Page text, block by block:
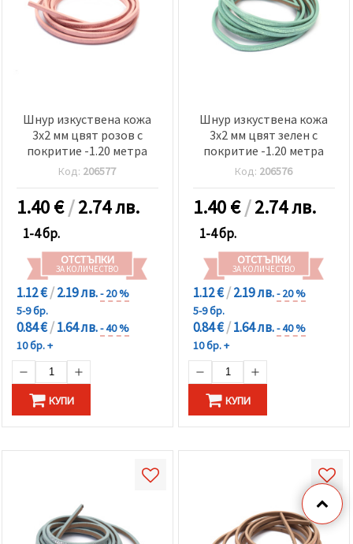
Шнур изкуствена кожа
3x2 мм цвят розов с
покритие -1.20 метра
Код: 206577
1.40€/2.74 лв.
1-4 бр.
ОТСТЪПКИ
ЗА КОЛИЧЕСТВО
1.12 €/2.19 лв.- 20 %
5-9 бр.
0.84 €/1.64 лв.- 40 %
10 бр. +
КУПИ
Шнур изкуствена кожа
3x2 мм цвят зелен с
покритие -1.20 метра
Код: 206576
1.40€/2.74 лв.
1-4 бр.
ОТСТЪПКИ
ЗА КОЛИЧЕСТВО
1.12 €/2.19 лв.- 20 %
5-9 бр.
0.84 €/1.64 лв.- 40 %
10 бр. +
КУПИ